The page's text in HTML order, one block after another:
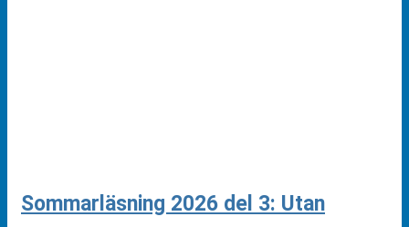
Sommarläsning 2026 del 3: Utan